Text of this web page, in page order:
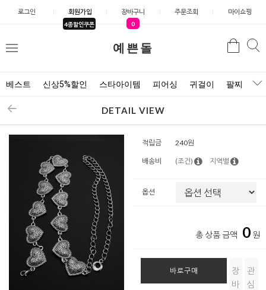
로그인 회원가입
4종할인쿠폰
장바구니
0
주문조회 마이쇼핑
예쁜돌
메
검색
베스트 신상5%할인 스타아이템 피어싱 귀걸이 팔찌 목
DETAIL VIEW
적립금 240원
배송비 (조건) 지역별
옵션
총 상품 금액 0 원
바로구매
장
바
관
심